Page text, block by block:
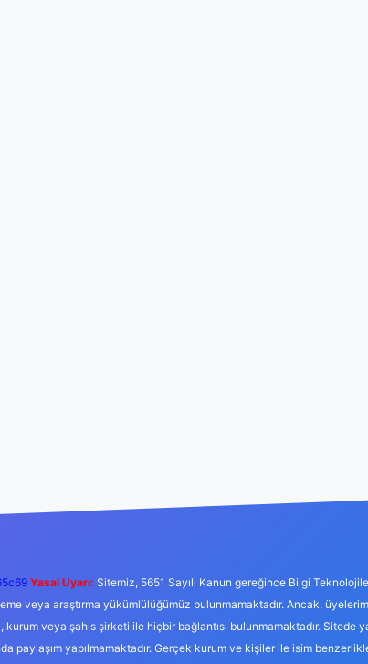
Yasal Uyarı: Sitemiz, 5651 Sayılı Kanun gereğince Bilgi
veya araştırma yükümlülüğümüz bulunmamaktadır. Ancak,
veya şahıs şirketi ile hiçbir bağlantısı bulunmamaktadır.
paylaşım yapılmamaktadır. Gerçek kurum ve kişiler ile isim